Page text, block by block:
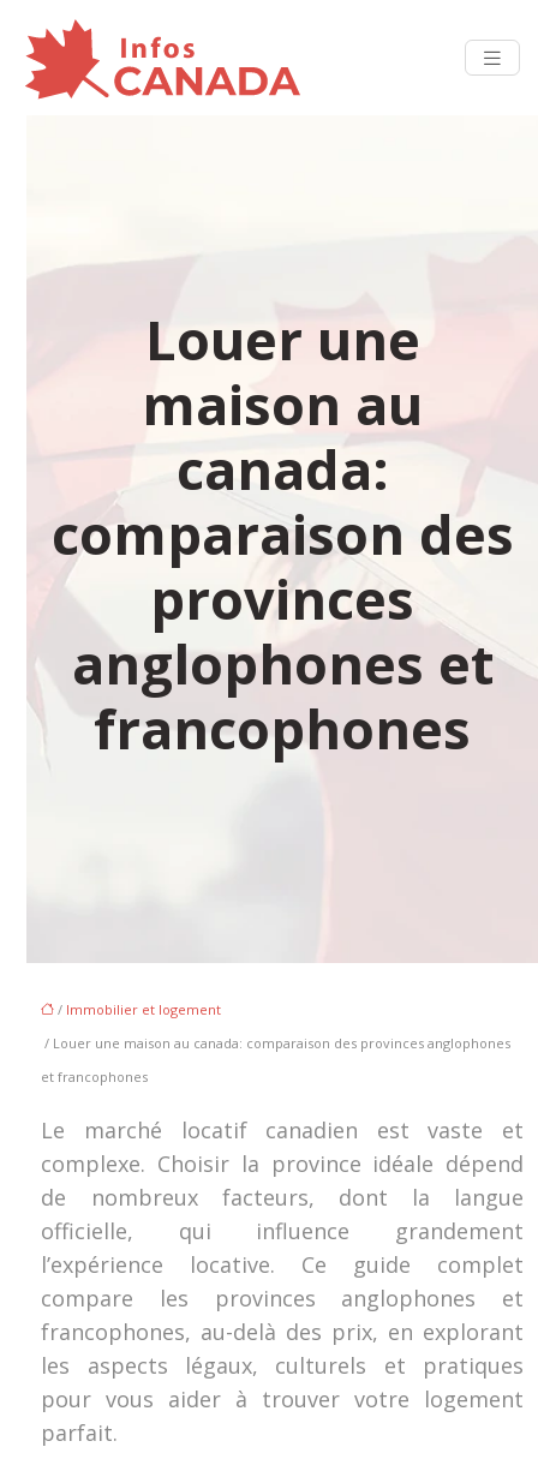
Louer une
maison au
canada:
comparaison des
provinces
anglophones et
francophones
/ Immobilier et logement
/ Louer une maison au canada: comparaison des provinces anglophones
et francophones
Le marché locatif canadien est vaste et
complexe. Choisir la province idéale dépend
de nombreux facteurs, dont la langue
officielle, qui influence grandement
l’expérience locative. Ce guide complet
compare les provinces anglophones et
francophones, au-delà des prix, en explorant
les aspects légaux, culturels et pratiques
pour vous aider à trouver votre logement
parfait.